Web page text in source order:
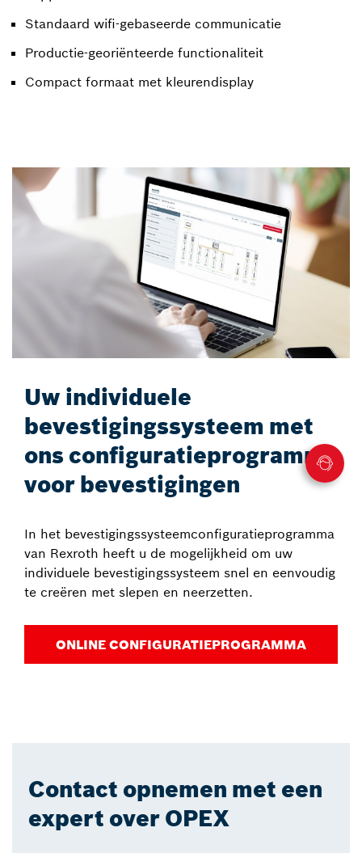
Standaard wifi-gebaseerde communicatie
Productie-georiënteerde functionaliteit
Compact formaat met kleurendisplay
Uw individuele
bevestigingssysteem met
ons configuratieprogramma
voor bevestigingen
In het bevestigingssysteemconfiguratieprogramma
van Rexroth heeft u de mogelijkheid om uw
individuele bevestigingssysteem snel en eenvoudig
te creëren met slepen en neerzetten.
ONLINE CONFIGURATIEPROGRAMMA
Contact opnemen met een
expert over OPEX